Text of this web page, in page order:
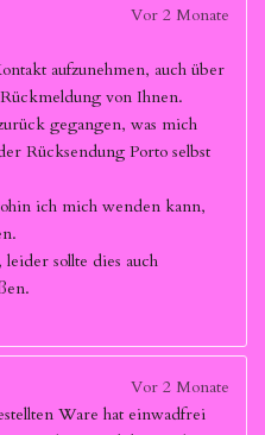
Vor 2 Monate
aufzunehmen, auch über
von Ihnen.
gegangen, was mich
Rücksendung Porto selbst
ich mich wenden kann,
sollte dies auch
Vor 2 Monate
Ware hat einwadfrei